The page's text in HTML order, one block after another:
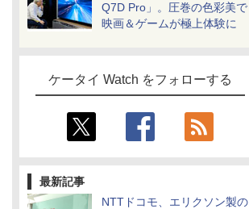
Q7D Pro」。圧巻の色彩美で
映画＆ゲームが極上体験に
ケータイ Watch をフォローする
最新記事
NTTドコモ、エリクソン製の